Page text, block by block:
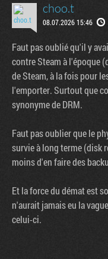
choo.t
08.07.2026 15:46
Faut pas oublié qu'il y
contre Steam à l'époque
de Steam, à la fois pour
l'emporter. Surtout que
synonyme de DRM.
Faut pas oublier que le
survie à long terme (disk
moins d'en faire des
Et la force du démat est
n'aurait jamais eu la
celui-ci.